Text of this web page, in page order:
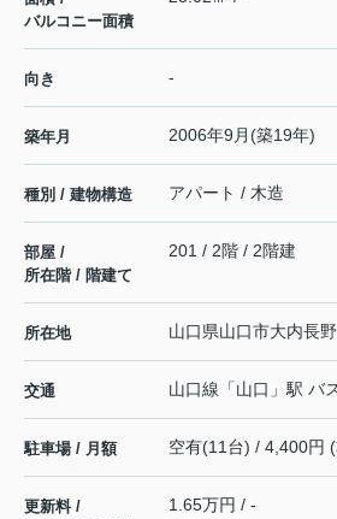
バルコニー面積
向き -
築年月 2006年9月(築19年)
種別 / 建物構造 アパート / 木造
部屋 /
所在階 / 階建て
201 / 2階 / 2階建
所在地 山口県山口市大内長野
交通 山口線 「山口 」駅 バ
駐車場 / 月額 空有(11台) / 4,400円
更新料 /
1.65万円 / -